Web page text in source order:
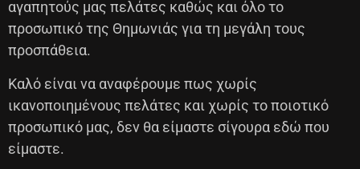
αγαπητούς μας πελάτες καθώς και όλο το
προσωπικό της Θημωνιάς για τη μεγάλη τους
προσπάθεια.
Καλό είναι να αναφέρουμε πως χωρίς
ικανοποιημένους πελάτες και χωρίς το ποιοτικό
προσωπικό μας, δεν θα είμαστε σίγουρα εδώ που
είμαστε.